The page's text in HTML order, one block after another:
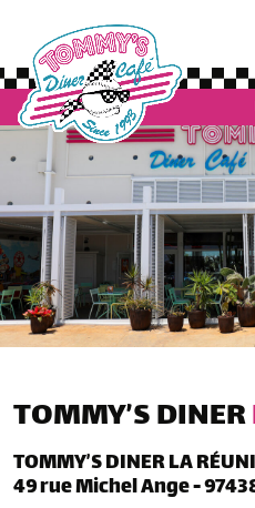
TOMMY’S DINER
TOMMY’S DINER LA
49 rue Michel Ange -